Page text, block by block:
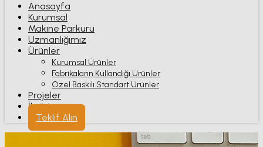
Anasayfa
Kurumsal
Makine Parkuru
Uzmanlığımız
Ürünler
Kurumsal Ürünler
Fabrikaların Kullandığı Ürünler
Özel Baskılı Standart Ürünler
Projeler
İletişim
Teklif Alın